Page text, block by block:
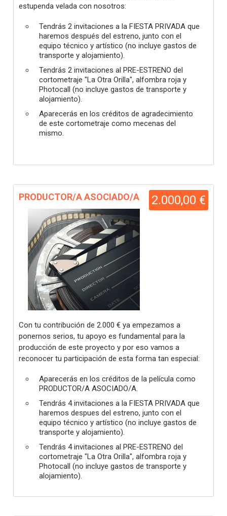
estupenda velada con nosotros:
Tendrás 2 invitaciones a la FIESTA PRIVADA que
haremos después del estreno, junto con el
equipo técnico y artístico (no incluye gastos de
transporte y alojamiento).
Tendrás 2 invitaciones al PRE-ESTRENO del
cortometraje "La Otra Orilla", alfombra roja y
Photocall (no incluye gastos de transporte y
alojamiento).
Aparecerás en los créditos de agradecimiento
de este cortometraje como mecenas del
mismo.
2.000,00 €
PRODUCTOR/A ASOCIADO/A
Con tu contribución de 2.000 € ya empezamos a
ponernos serios, tu apoyo es fundamental para la
producción de este proyecto y por eso vamos a
reconocer tu participación de esta forma tan especial:
Aparecerás en los créditos de la película como
PRODUCTOR/A ASOCIADO/A.
Tendrás 4 invitaciones a la FIESTA PRIVADA que
haremos despues del estreno, junto con el
equipo técnico y artístico (no incluye gastos de
transporte y alojamiento).
Tendrás 4 invitaciones al PRE-ESTRENO del
cortometraje "La Otra Orilla", alfombra roja y
Photocall (no incluye gastos de transporte y
alojamiento).